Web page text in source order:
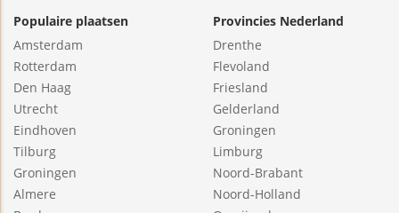
Populaire plaatsen
Amsterdam
Rotterdam
Den Haag
Utrecht
Eindhoven
Tilburg
Groningen
Almere
Provincies Nederland
Drenthe
Flevoland
Friesland
Gelderland
Groningen
Limburg
Noord-Brabant
Noord-Holland